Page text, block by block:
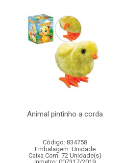
Animal pintinho a corda
Código: 834758
Embalagem: Unidade
Caixa Com: 72 Unidade(s)